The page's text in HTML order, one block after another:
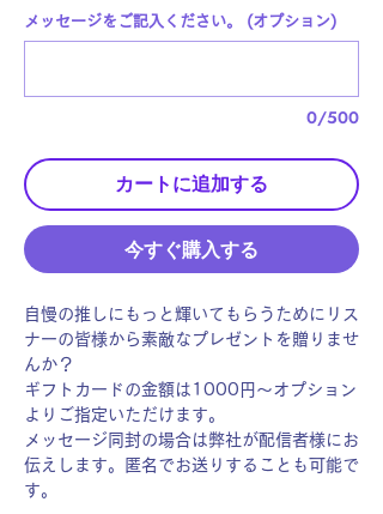
メッセージをご記入ください。 (オプション)
0/500
カートに追加する
今すぐ購入する
自慢の推しにもっと輝いてもらうためにリス
ナーの皆様から素敵なプレゼントを贈りませ
んか？
ギフトカードの金額は1000円〜オプション
よりご指定いただけます。
メッセージ同封の場合は弊社が配信者様にお
伝えします。匿名でお送りすることも可能で
す。